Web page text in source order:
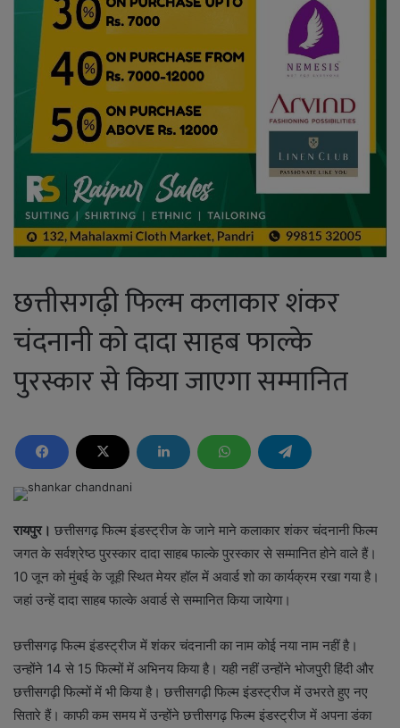
छत्तीसगढ़ी फिल्म कलाकार शंकर
चंदनानी को दादा साहब फाल्के
पुरस्कार से किया जाएगा सम्मानित
रायपुर। छत्तीसगढ़ फिल्म इंडस्ट्रीज के जाने माने कलाकार शंकर चंदनानी फिल्म
जगत के सर्वश्रेष्ठ पुरस्कार दादा साहब फाल्के पुरस्कार से सम्मानित होने वाले हैं।
10 जून को मुंबई के जूही स्थित मेयर हॉल में अवार्ड शो का कार्यक्रम रखा गया है।
जहां उन्हें दादा साहब फाल्के अवार्ड से सम्मानित किया जायेगा।
छत्तीसगढ़ फिल्म इंडस्ट्रीज में शंकर चंदनानी का नाम कोई नया नाम नहीं है।
उन्होंने 14 से 15 फिल्मों में अभिनय किया है। यही नहीं उन्होंने भोजपुरी हिंदी और
छत्तीसगढ़ी फिल्मों में भी किया है। छत्तीसगढ़ी फिल्म इंडस्ट्रीज में उभरते हुए नए
सितारे हैं। काफी कम समय में उन्होंने छत्तीसगढ़ फिल्म इंडस्ट्रीज में अपना डंका